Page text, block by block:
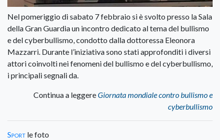
Nel pomeriggio di sabato 7 febbraio si è svolto presso la Sala
della Gran Guardia un incontro dedicato al tema del bullismo
e del cyberbullismo, condotto dalla dottoressa Eleonora
Mazzarri. Durante l’iniziativa sono stati approfonditi i diversi
attori coinvolti nei fenomeni del bullismo e del cyberbullismo,
i principali segnali da.
Continua a leggereGiornata mondiale contro bullismo e
cyberbullismo
Sport le foto